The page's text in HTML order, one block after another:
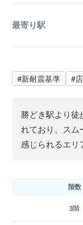
最寄り駅
#新耐震基準 #
勝どき駅より
れており、スム
感じられるエリ
階数
3階